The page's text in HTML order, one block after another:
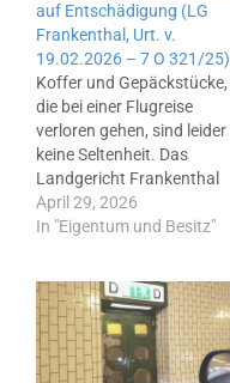
auf Entschädigung (LG
Frankenthal, Urt. v.
19.02.2026 – 7 O 321/25)
Koffer und Gepäckstücke,
die bei einer Flugreise
verloren gehen, sind leider
keine Seltenheit. Das
Landgericht Frankenthal
(LG Frankenthal) hatte in
einem aktuellen Fall
Entschädigung für die
verloren gegangenen
Sachen auch ein Teil des
Reisepreises
April 29, 2026
In "Eigentum und Besitz"